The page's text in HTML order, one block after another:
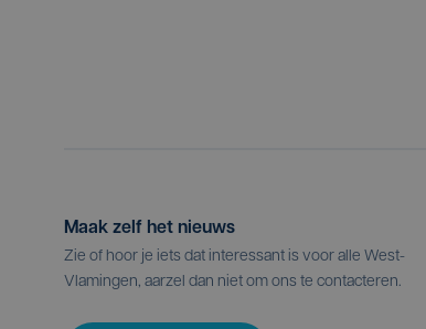
Maak zelf het nieuws
Zie of hoor je iets dat interessant is voor alle West-
Vlamingen, aarzel dan niet om ons te contacteren.